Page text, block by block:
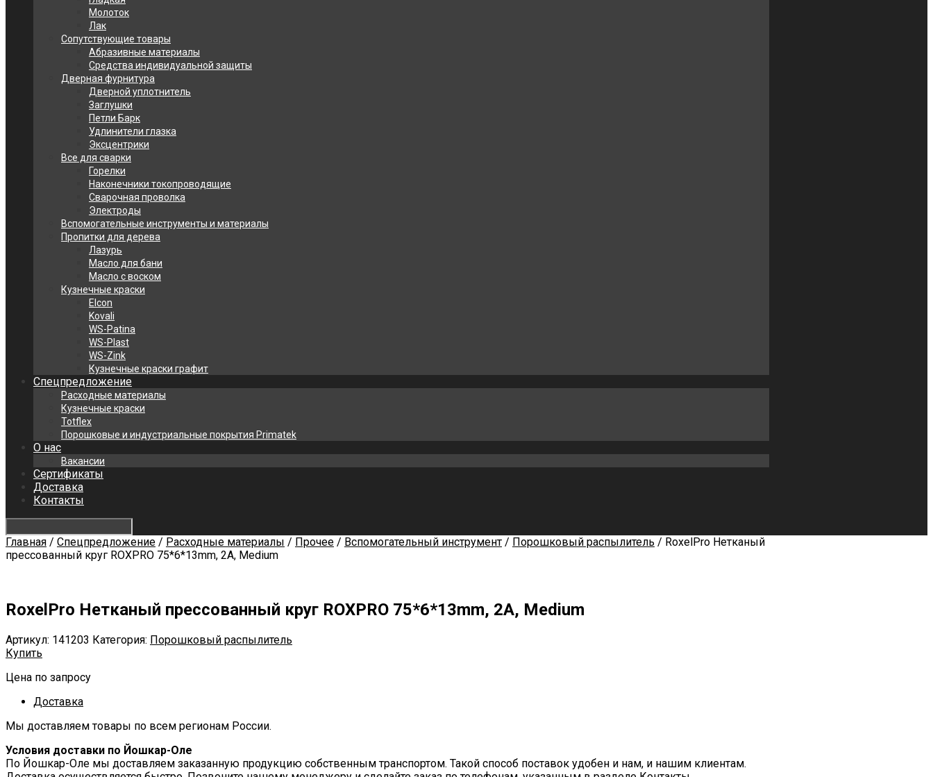
Молоток
Лак
Сопутствующие товары
Абразивные материалы
Средства индивидуальной защиты
Дверная фурнитура
Дверной уплотнитель
Заглушки
Петли Барк
Удлинители глазка
Эксцентрики
Все для сварки
Горелки
Наконечники токопроводящие
Сварочная проволка
Электроды
Вспомогательные инструменты и материалы
Пропитки для дерева
Лазурь
Масло для бани
Масло с воском
Кузнечные краски
Elcon
Kovali
WS-Patina
WS-Plast
WS-Zink
Кузнечные краски графит
Спецпредложение
Расходные материалы
Кузнечные краски
Totflex
Порошковые и индустриальные покрытия Primatek
О нас
Вакансии
Сертификаты
Доставка
Контакты
Главная / Спецпредложение / Расходные материалы / Прочее / Вспомогательный инструмент / Порошковый распылитель / RoxelPro Нетканый
прессованный круг ROXPRO 75*6*13mm, 2A, Medium
RoxelPro Нетканый прессованный круг ROXPRO 75*6*13mm, 2A, Medium
Артикул: 141203 Категория: Порошковый распылитель
Купить
Цена по запросу
Доставка
Мы доставляем товары по всем регионам России.
Условия доставки по Йошкар-Оле
По Йошкар-Оле мы доставляем заказанную продукцию собственным транспортом. Такой способ поставок удобен и нам, и нашим клиентам.